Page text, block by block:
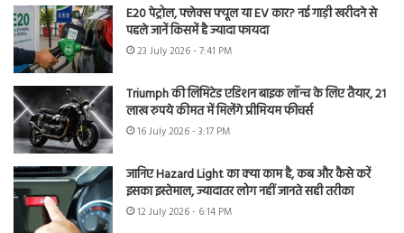
E20 पेट्रोल, फ्लेक्स फ्यूल या EV कार? नई गाड़ी खरीदने से
पहले जानें किसमें है ज्यादा फायदा
23 July 2026 - 7:41 PM
Triumph की लिमिटेड एडिशन बाइक लॉन्च के लिए तैयार, 21
लाख रुपये कीमत में मिलेंगे प्रीमियम फीचर्स
16 July 2026 - 3:17 PM
जानिए Hazard Light का क्या काम है, कब और कैसे करें
इसका इस्तेमाल, ज्यादातर लोग नहीं जानते सही तरीका
12 July 2026 - 6:14 PM